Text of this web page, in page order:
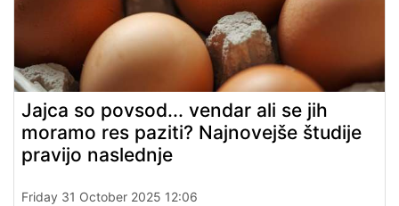
Jajca so povsod... vendar ali se jih
moramo res paziti? Najnovejše študije
pravijo naslednje
Friday 31 October 2025 12:06